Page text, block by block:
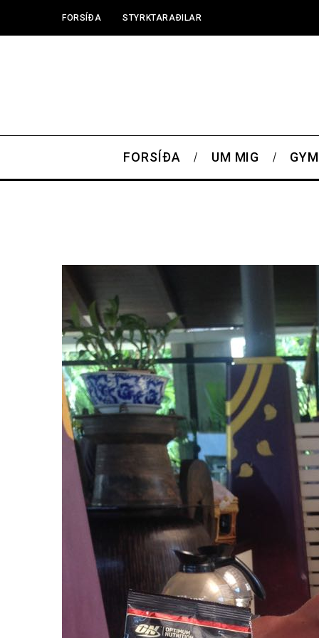
FORSÍÐA STYRKTARAÐILAR
FORSÍÐA UM MIG